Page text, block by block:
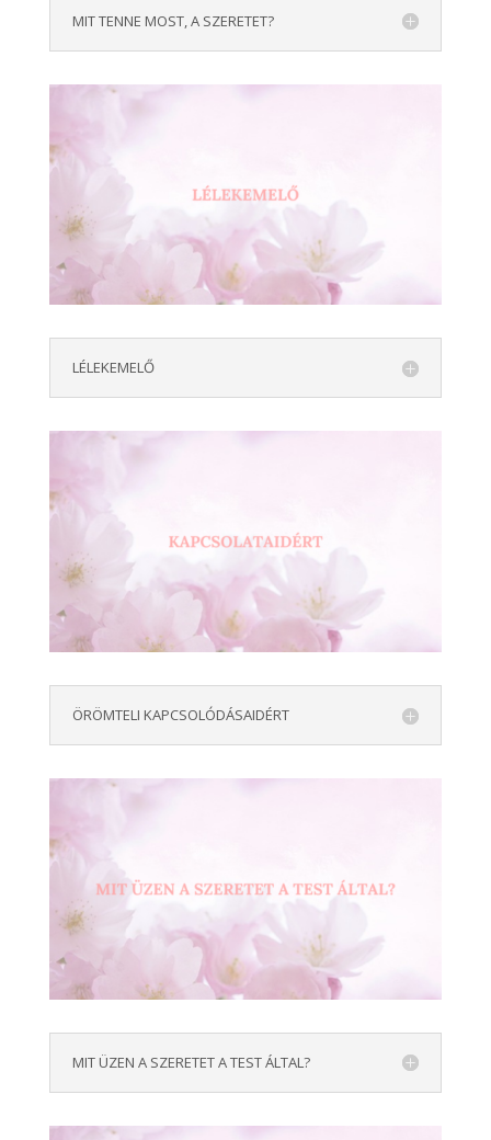
MIT TENNE MOST, A SZERETET?
LÉLEKEMELŐ
ÖRÖMTELI KAPCSOLÓDÁSAIDÉRT
MIT ÜZEN A SZERETET A TEST ÁLTAL?